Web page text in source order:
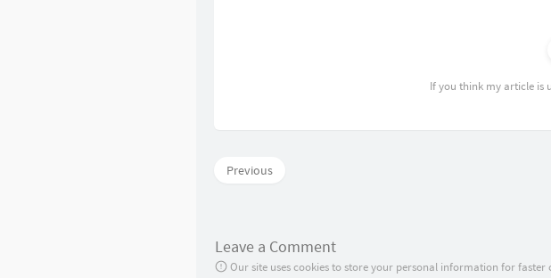
If you think my article is
Previous
Leave a Comment
Our site uses cookies to store your personal information for